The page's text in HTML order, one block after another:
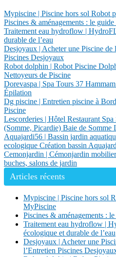
Mypiscine | Piscine hors sol Robot
Piscines & aménagements : le
Traitement eau hydroflow |
durable de l’eau
Desjoyaux | Acheter une Piscine de
Piscines Desjoyaux
Robot dolphin | Robot Piscine
Nettoyeurs de Piscine
Dorevaspa | Spa Tours 37
Épilation
Dg piscine | Entretien piscine à
Piscine
Les­cor­de­ries | Hôtel Restaurant
(Somme, Picardie) Baie de Somme
Aquajardi56 | Bassin jardin
ecologique Création bassin
Cemonjardin | Cémonjardin
buches, salons de jardin
Articles récents
Mypiscine | Piscine hors sol
MyPiscine
Piscines & aménagements :
Traitement eau hydroflow |
écologique et durable de l’eau
Desjoyaux | Acheter une
l’Entretien Piscines